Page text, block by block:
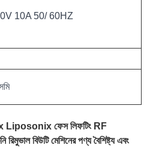
10A 50/ 60HZ
Liposonix ফেস লিফটিং RF
বিউটি মেশিনের পণ্য বৈশিষ্ট্য এবং